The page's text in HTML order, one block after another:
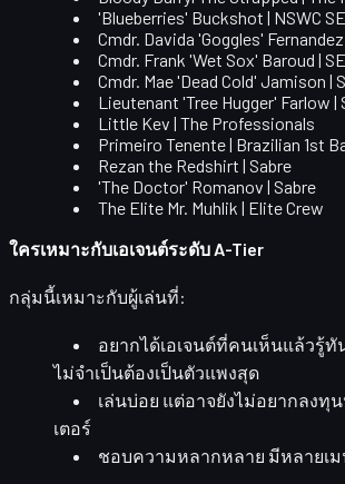
'Blueberries' Buckshot | NSWC
Cmdr. Davida 'Goggles'
Cmdr. Frank 'Wet Sox' Baroud |
Cmdr. Mae 'Dead Cold' Jamison |
Lieutenant 'Tree Hugger' Farlow |
Little Kev | The Professionals
Primeiro Tenente | Brazilian 1st
Rezan the Redshirt | Sabre
'The Doctor' Romanov | Sabre
The Elite Mr. Muhlik | Elite Crew
ใครเหมาะกับเอเจนต์ระดับ A-Tier
กลุ่มนี้เหมาะกับผู้เล่นที่:
อยากได้เอเจนต์ที่คนเห็นแล้วรู้
ไม่จำเป็นต้องเป็นตัวแพงสุด
เล่นบ่อย แต่อาจยังไม่อยากลงทุ
เตอร์
ชอบความหลากหลาย มีหลายเ